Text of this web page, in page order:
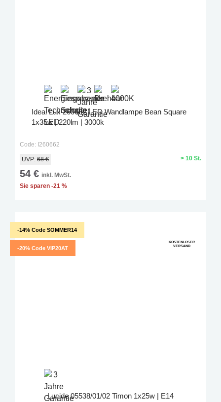
Ideal Lux 260662 LED Wandlampe Bean Square
1x35w | 220lm | 3000k
Code: I260662
UVP: 68 €
54 € inkl. MwSt.
Sie sparen -21 %
> 10 St.
-14% Code SOMMER14
-20% Code VIP20AT
KOSTENLOSER
VERSAND
Lucide 05538/01/02 Timon 1x25w | E14